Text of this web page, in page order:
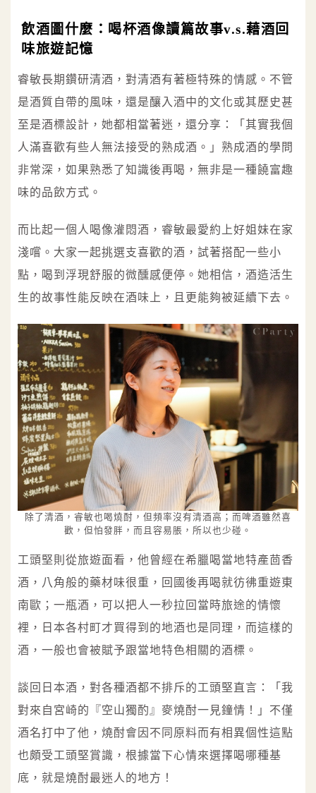
飲酒圖什麼：喝杯酒像讀篇故事v.s.藉酒回
味旅遊記憶
睿敏長期鑽研清酒，對清酒有著極特殊的情感。不管
是酒質自帶的風味，還是釀入酒中的文化或其歷史甚
至是酒標設計，她都相當著迷，還分享：「其實我個
人滿喜歡有些人無法接受的熟成酒。」熟成酒的學問
非常深，如果熟悉了知識後再喝，無非是一種饒富趣
味的品飲方式。
而比起一個人喝像灌悶酒，睿敏最愛約上好姐妹在家
淺嚐。大家一起挑選支喜歡的酒，試著搭配一些小
點，喝到浮現舒服的微醺感便停。她相信，酒造活生
生的故事性能反映在酒味上，且更能夠被延續下去。
除了清酒，睿敏也喝燒酎，但頻率沒有清酒高；而啤酒雖然喜
歡，但怕發胖，而且容易脹，所以也少碰。
工頭堅則從旅遊面看，他曾經在希臘喝當地特產茴香
酒，八角般的藥材味很重，回國後再喝就彷彿重遊東
南歐；一瓶酒，可以把人一秒拉回當時旅途的情懷
裡，日本各村町才買得到的地酒也是同理，而這樣的
酒，一般也會被賦予跟當地特色相關的酒標。
談回日本酒，對各種酒都不排斥的工頭堅直言：「我
對來自宮崎的『空山獨酌』麥燒酎一見鐘情！」不僅
酒名打中了他，燒酎會因不同原料而有相異個性這點
也頗受工頭堅賞識，根據當下心情來選擇喝哪種基
底，就是燒酎最迷人的地方！